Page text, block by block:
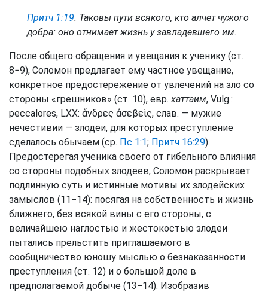
Притч 1:19. Таковы пути всякого, кто алчет чужого
добра: оно отнимает жизнь у завладевшего им.
После общего обращения и увещания к ученику (ст.
8−9), Соломон предлагает ему частное увещание,
конкретное предостережение от увлечений на зло со
стороны «грешников» (ст. 10), евр.хаттаим, Vulg.:
peccalores, LXX: ἄνδρες ἀσεβεὶς, слав. — мужие
нечестивии — злодеи, для которых преступление
сделалось обычаем (ср. Пс 1:1; Притч 16:29).
Предостерегая ученика своего от гибельного влияния
со стороны подобных злодеев, Соломон раскрывает
подлинную суть и истинные мотивы их злодейских
замыслов (11−14): посягая на собственность и жизнь
ближнего, без всякой вины с его стороны, с
величайшею наглостью и жестокостью злодеи
пытались прельстить приглашаемого в
сообщничество юношу мыслью о безнаказанности
преступления (ст. 12) и о большой доле в
предполагаемой добыче (13−14). Изобразив